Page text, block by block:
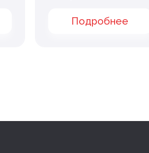
Подробнее